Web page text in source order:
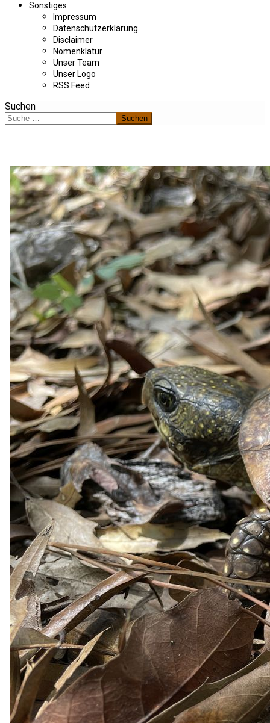
Sonstiges
Impressum
Datenschutzerklärung
Disclaimer
Nomenklatur
Unser Team
Unser Logo
RSS Feed
Suchen
Suchen